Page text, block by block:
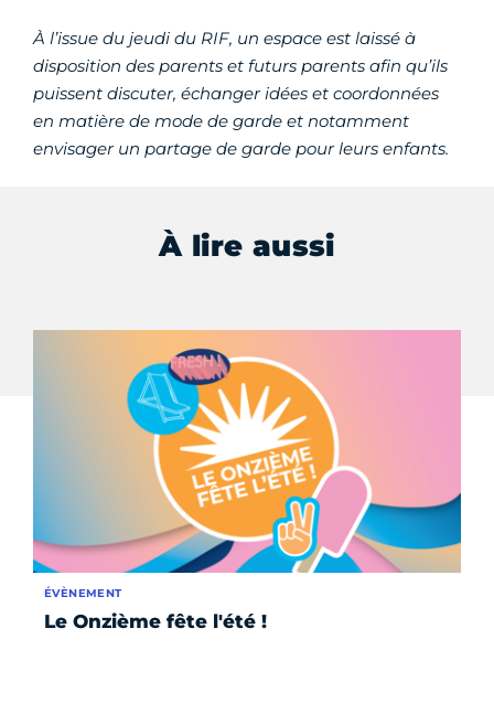
À l’issue du jeudi du RIF, un espace est laissé à
disposition des parents et futurs parents afin qu’ils
puissent discuter, échanger idées et coordonnées
en matière de mode de garde et notamment
envisager un partage de garde pour leurs enfants.
À lire aussi
Le Onzième fête l'été !
ÉVÈNEMENT